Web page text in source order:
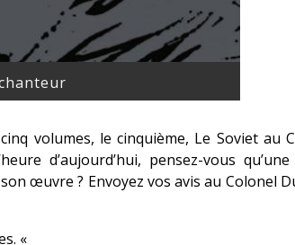
volumes, le cinquième, Le Soviet au
d’aujourd’hui, pensez-vous
œuvre ? Envoyez vos avis au Colonel
«